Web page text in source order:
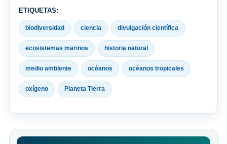
ETIQUETAS:
biodiversidad ciencia divulgación científica
ecosistemas marinos historia natural
medio ambiente océanos océanos tropicales
oxígeno Planeta Tierra